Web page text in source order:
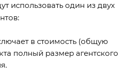
использовать один из двух
в стоимость (общую
полный размер агентского